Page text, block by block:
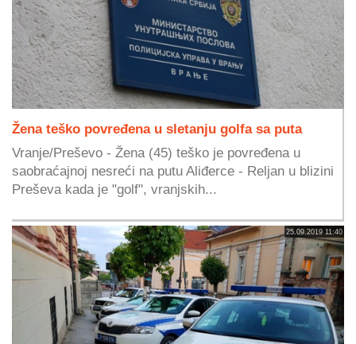
Žena teško povređena u sletanju golfa sa puta
Vranje/Preševo - Žena (45) teško je povređena u
saobraćajnoj nesreći na putu Aliđerce - Reljan u blizini
Preševa kada je "golf", vranjskih...
25.09.2019 11:40